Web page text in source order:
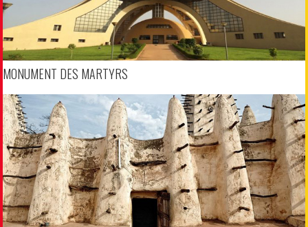
MONUMENT DES MARTYRS